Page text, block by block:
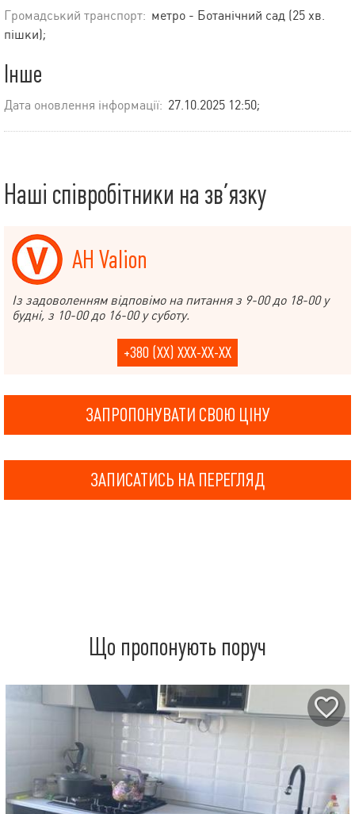
Громадський транспорт: метро - Ботанічний сад (25 хв.
пішки);
Інше
Дата оновлення інформації: 27.10.2025 12:50;
Наші співробітники на зв’язку
АН Valion
Із задоволенням відповімо на питання з 9-00 до 18-00 у
будні, з 10-00 до 16-00 у суботу.
+380 (XX) XXX-XX-XX
ЗАПРОПОНУВАТИ СВОЮ ЦІНУ
ЗАПИСАТИСЬ НА ПЕРЕГЛЯД
Що пропонують поруч